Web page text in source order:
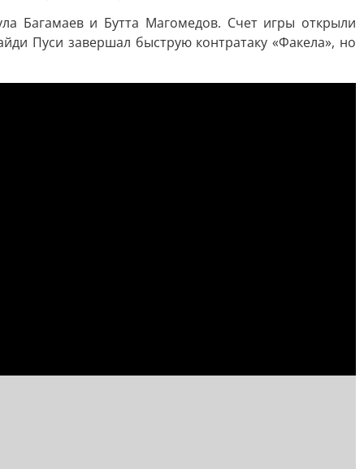
Багамаев и Бутта Магомедов. Счет игры открыли
Пуси завершал быструю контратаку «Факела», но